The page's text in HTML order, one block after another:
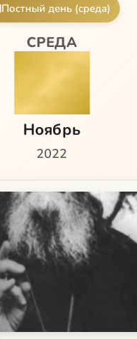
Постный день (среда)
СРЕДА
23
Ноябрь
2022